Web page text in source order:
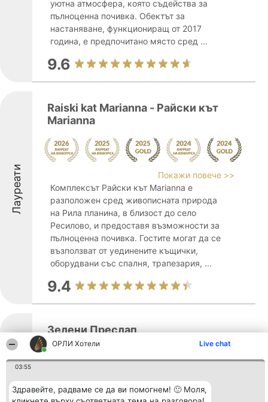
ОРЛИ Хотели Live chat
03:55
Здравейте, радваме се да ви помогнем! 🙂 Моля,
уютна атмосфера, която съдейства за
пълноценна почивка. Обектът за
настаняване, функциониращ от 2017
година, е предпочитано място сред ...
9.6
Лауреати
Raiski kat Marianna - Райски кът
Marianna
Покажи повече >>
Комплексът Райски кът Marianna е
разположен сред живописната природа
на Рила планина, в близост до село
Ресилово, и предоставя възможности за
пълноценна почивка. Гостите могат да се
възползват от уединените къщички,
оборудвани със спалня, трапезария, ...
9.4
Зелени Преслап
представлява живописна къща за гости,